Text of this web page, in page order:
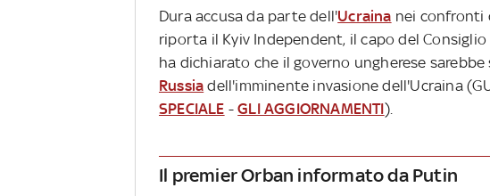
Dura accusa da parte dell'Ucraina nei confronti
riporta il Kyiv Independent, il capo del
ha dichiarato che il governo ungherese
Russia dell'imminente invasione dell'Ucraina
SPECIALE -GLI AGGIORNAMENTI).
Il premier Orban informato da Putin